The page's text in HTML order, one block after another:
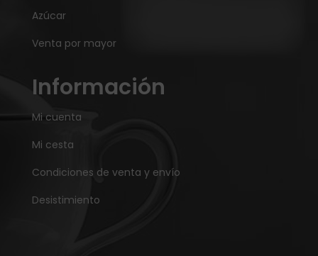
Azúcar
Venta por mayor
Información
Mi cuenta
Mi cesta
Condiciones de venta y envío
Desistimiento